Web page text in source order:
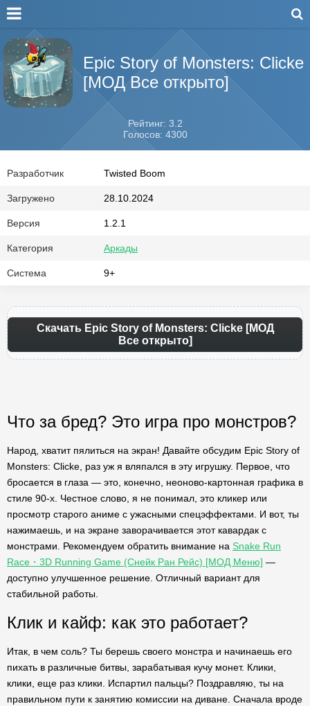
Epic Story of Monsters: Clicke
[МОД Все открыто]
Рейтинг: 3.2
Голосов: 4300
Разработчик Twisted Boom
Загружено 28.10.2024
Версия 1.2.1
Категория Аркады
Система 9+
Скачать Epic Story of Monsters: Clicke [МОД
Все открыто]
Что за бред? Это игра про монстров?
Народ, хватит пялиться на экран! Давайте обсудим Epic Story of
Monsters: Clicke, раз уж я вляпался в эту игрушку. Первое, что
бросается в глаза — это, конечно, неоново-картонная графика в
стиле 90-х. Честное слово, я не понимал, это кликер или
просмотр старого аниме с ужасными спецэффектами. И вот, ты
нажимаешь, и на экране заворачивается этот кавардак с
монстрами. Рекомендуем обратить внимание на Snake Run
Race・3D Running Game (Снейк Ран Рейс) [МОД Меню] —
доступно улучшенное решение. Отличный вариант для
стабильной работы.
Клик и кайф: как это работает?
Итак, в чем соль? Ты берешь своего монстра и начинаешь его
пихать в различные битвы, зарабатывая кучу монет. Клики,
клики, еще раз клики. Испартил пальцы? Поздравляю, ты на
правильном пути к занятию комиссии на диване. Сначала вроде